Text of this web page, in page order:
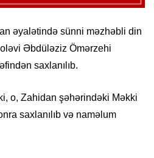
əyalətində sünni məzhəbli din
Əbdüləziz Ömərzehi
saxlanılıb.
o, Zahidan şəhərindəki Məkki
saxlanılıb və naməlum